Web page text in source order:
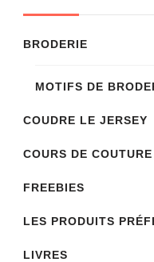
BRODERIE
MOTIFS DE
COUDRE LE JERSEY
COURS DE COUTURE
FREEBIES
LES PRODUITS
LIVRES